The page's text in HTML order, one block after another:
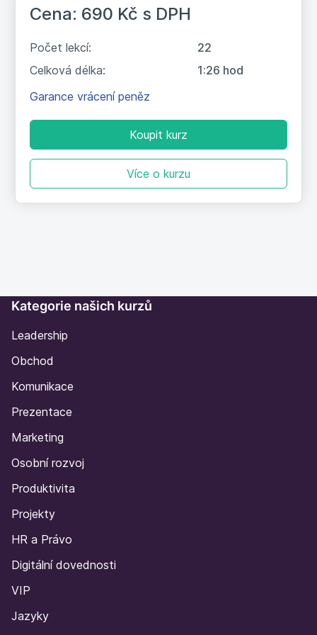
10. Funkce GROUPBY, PIVOTBY,
NOVÉ VYCHYTÁVKY
Cena: 690 Kč s DPH
Počet lekcí:
22
Celková délka:
1:26 hod
Garance vrácení peněz
Koupit kurz
Více o kurzu
Kategorie našich kurzů
Leadership
Obchod
Komunikace
Prezentace
Marketing
Osobní rozvoj
Produktivita
Projekty
HR a Právo
Digitální dovednosti
VIP
Jazyky